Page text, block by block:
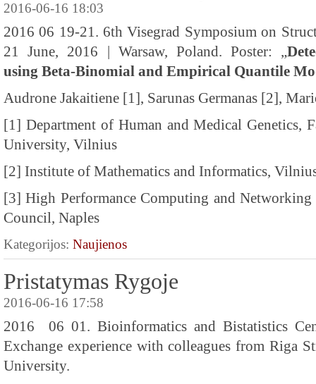
2016-06-16 18:03
2016 06 19-21. 6th Visegrad Symposium on
21 June, 2016 | Warsaw, Poland. Poster: „
using Beta-Binomial and Empirical Quantile
Audrone Jakaitiene [1], Sarunas Germanas [2],
[1] Department of Human and Medical Genetics,
University, Vilnius
[2] Institute of Mathematics and Informatics,
[3] High Performance Computing and Networking
Council, Naples
Kategorijos: Naujienos
Pristatymas Rygoje
2016-06-16 17:58
2016 06 01. Bioinformatics and Bistatistics
Exchange experience with colleagues from Riga
University.